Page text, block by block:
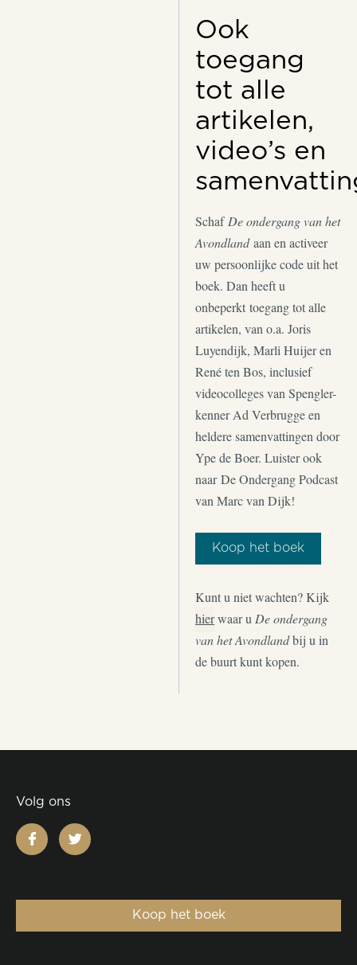
Ook
toegang
tot alle
artikelen,
video’s en
Schaf De ondergang van het
Avondlandaan en activeer
uw persoonlijke code uit het
boek. Dan heeft u
onbeperkt toegang tot alle
artikelen, van o.a. Joris
Luyendijk, Marli Huijer en
René ten Bos, inclusief
videocolleges van Spengler-
kenner Ad Verbrugge en
heldere samenvattingen door
Ype de Boer. Luister ook
naar De Ondergang Podcast
van Marc van Dijk!
Koop het boek
Kunt u niet wachten? Kijk
hierwaar u De ondergang
van het Avondlandbij u in
de buurt kunt kopen.
Volg ons
facebooktwitter
Koop het boek